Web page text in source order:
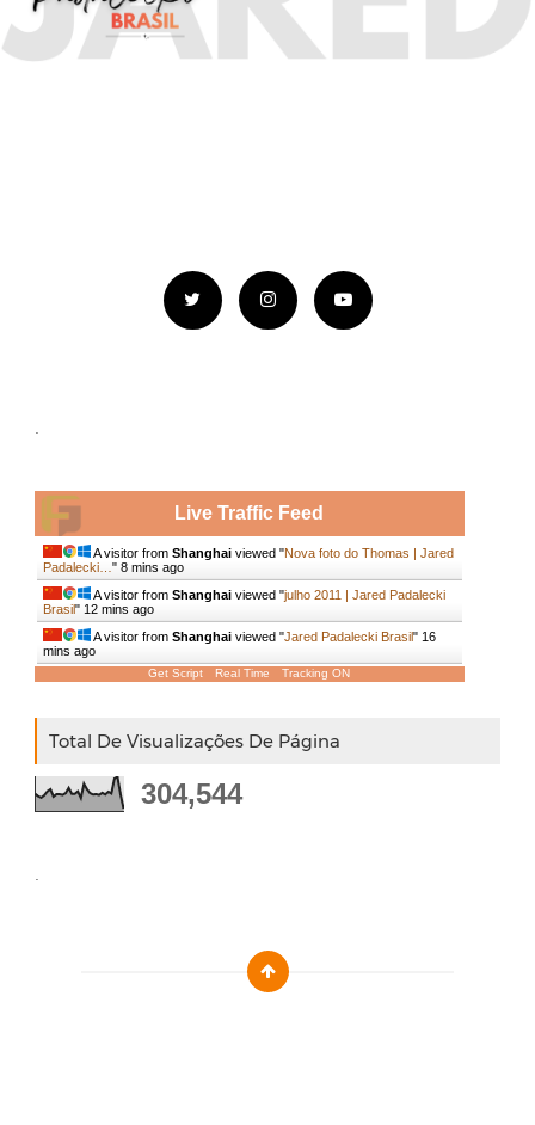
.
Live Traffic Feed
A visitor from Shanghaiviewed "Nova foto do Thomas | Jared
Padalecki… " 8 mins ago
A visitor from Shanghaiviewed "julho 2011 | Jared Padalecki
Brasil" 12 mins ago
A visitor from Shanghaiviewed "Jared Padalecki Brasil" 16
mins ago
Get Script Real Time Tracking ON
Total De Visualizações De Página
304,544
.